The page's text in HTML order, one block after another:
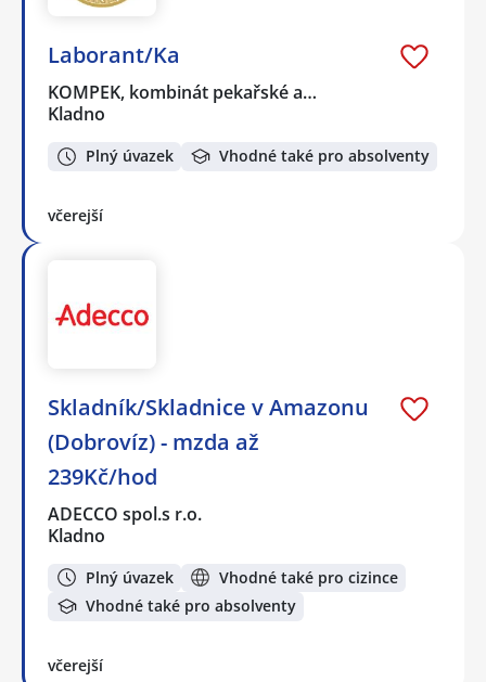
Laborant/Ka
KOMPEK, kombinát pekařské a…
Kladno
Plný úvazek Vhodné také pro absolventy
včerejší
Skladník/Skladnice v Amazonu
(Dobrovíz) - mzda až
239Kč/hod
ADECCO spol.s r.o.
Kladno
Plný úvazek
Vhodné také pro cizince
Vhodné také pro absolventy
včerejší